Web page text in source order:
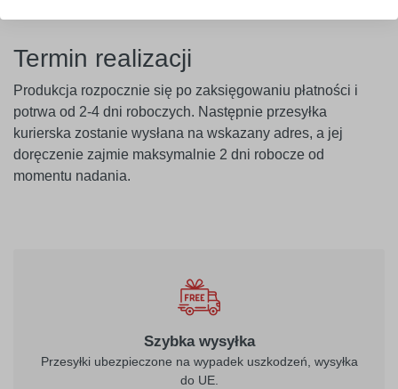
Termin realizacji
Produkcja rozpocznie się po zaksięgowaniu płatności i
potrwa od 2-4 dni roboczych. Następnie przesyłka
kurierska zostanie wysłana na wskazany adres, a jej
doręczenie zajmie maksymalnie 2 dni robocze od
momentu nadania.
Szybka wysyłka
Przesyłki ubezpieczone na wypadek uszkodzeń, wysyłka
do UE.